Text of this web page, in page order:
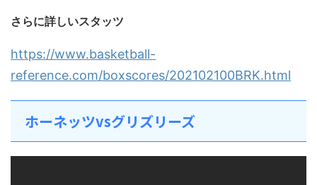
さらに詳しいスタッツ
https://www.basketball-
reference.com/boxscores/202102100BRK.html
ホーネッツvsグリズリーズ